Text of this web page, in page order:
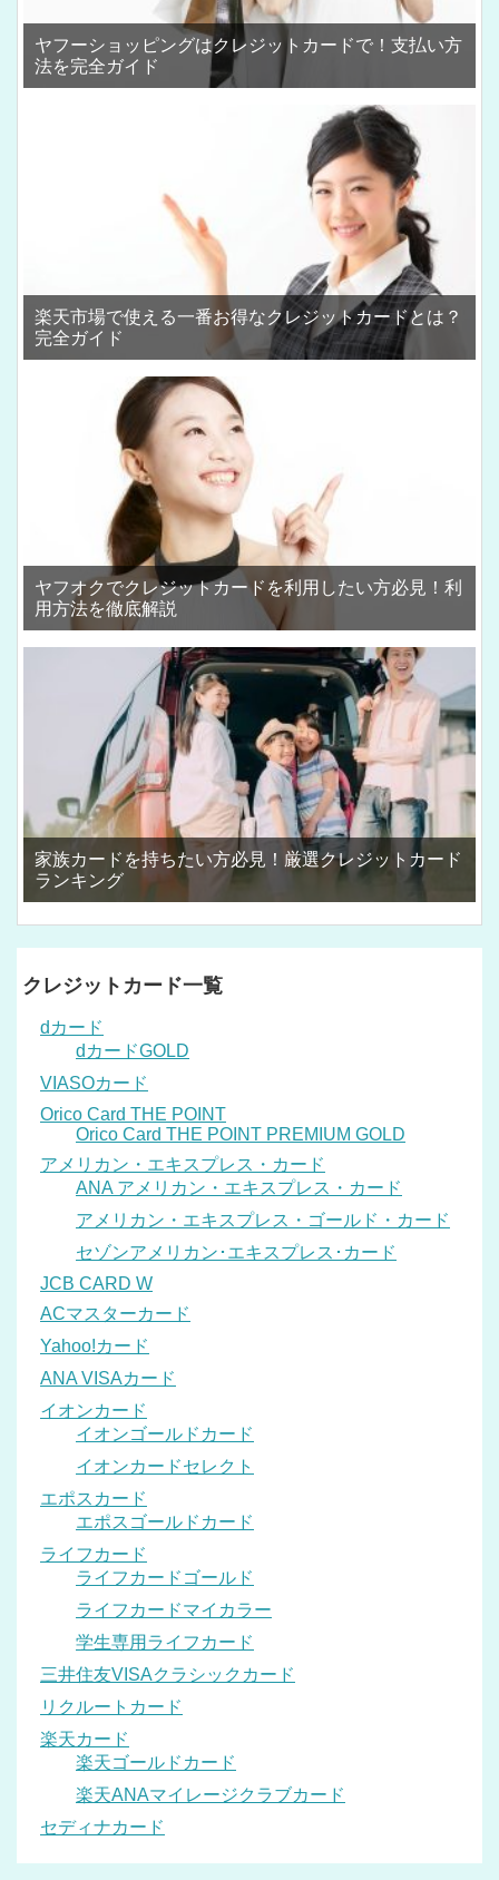
ヤフーショッピングはクレジットカードで！支払い方
法を完全ガイド
楽天市場で使える一番お得なクレジットカードとは？
完全ガイド
ヤフオクでクレジットカードを利用したい方必見！利
用方法を徹底解説
家族カードを持ちたい方必見！厳選クレジットカード
ランキング
クレジットカード一覧
dカード
dカードGOLD
VIASOカード
Orico Card THE POINT
Orico Card THE POINT PREMIUM GOLD
アメリカン・エキスプレス・カード
ANA アメリカン・エキスプレス・カード
アメリカン・エキスプレス・ゴールド・カード
セゾンアメリカン･エキスプレス･カード
JCB CARD W
ACマスターカード
Yahoo!カード
ANA VISAカード
イオンカード
イオンゴールドカード
イオンカードセレクト
エポスカード
エポスゴールドカード
ライフカード
ライフカードゴールド
ライフカードマイカラー
学生専用ライフカード
三井住友VISAクラシックカード
リクルートカード
楽天カード
楽天ゴールドカード
楽天ANAマイレージクラブカード
セディナカード